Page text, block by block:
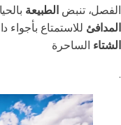
الفصل، تنبض الطبيعة
المدافئ للاستمتاع
الشتاء الساحرة
.